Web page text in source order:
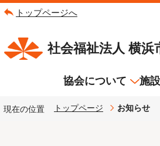
社会福祉法人 横浜
トップページへ
協会について 施
現在の位置 トップページ お知らせ